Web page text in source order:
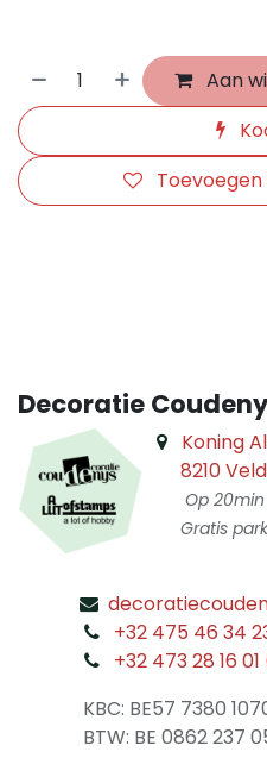
Aan
Decoratie
Koning
8210
Op
Gratis
+32 475 46 34
+32 473 28 16
KBC: BE57 7380
BTW: BE 0862 237